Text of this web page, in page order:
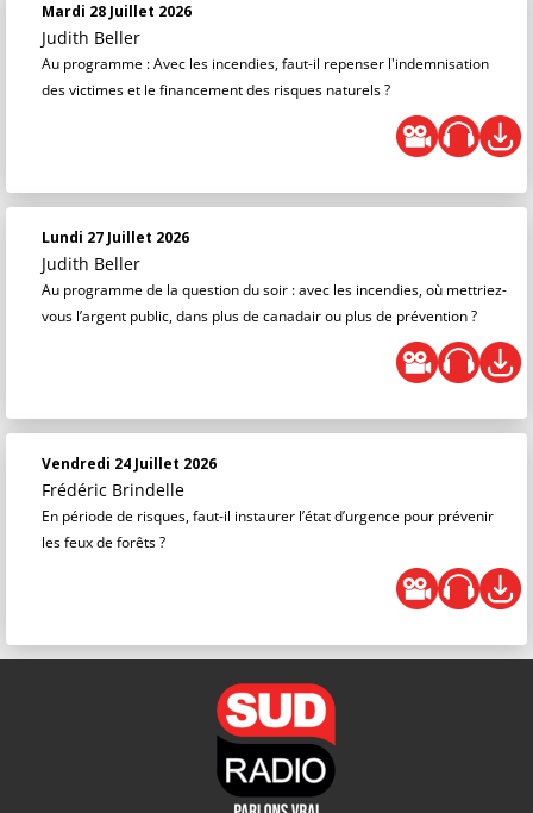
Mardi 28 Juillet 2026
Judith Beller
Au programme : Avec les incendies, faut-il repenser l'indemnisation
des victimes et le financement des risques naturels ?
Lundi 27 Juillet 2026
Judith Beller
Au programme de la question du soir : avec les incendies, où mettriez-
vous l’argent public, dans plus de canadair ou plus de prévention ?
Vendredi 24 Juillet 2026
Frédéric Brindelle
En période de risques, faut-il instaurer l’état d’urgence pour prévenir
les feux de forêts ?